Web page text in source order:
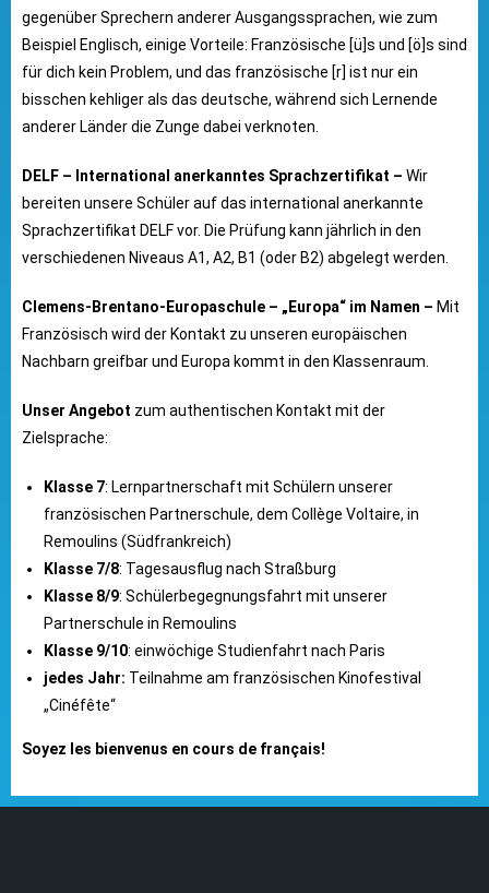
gegenüber Sprechern anderer Ausgangssprachen, wie zum
Beispiel Englisch, einige Vorteile: Französische [ü]s und [ö]s sind
für dich kein Problem, und das französische [r] ist nur ein
bisschen kehliger als das deutsche, während sich Lernende
anderer Länder die Zunge dabei verknoten.
DELF – International anerkanntes Sprachzertifikat – Wir
bereiten unsere Schüler auf das international anerkannte
Sprachzertifikat DELF vor. Die Prüfung kann jährlich in den
verschiedenen Niveaus A1, A2, B1 (oder B2) abgelegt werden.
Clemens-Brentano-Europaschule – „Europa“ im Namen – Mit
Französisch wird der Kontakt zu unseren europäischen
Nachbarn greifbar und Europa kommt in den Klassenraum.
Unser Angebot zum authentischen Kontakt mit der
Zielsprache:
Klasse 7: Lernpartnerschaft mit Schülern unserer
französischen Partnerschule, dem Collège Voltaire, in
Remoulins (Südfrankreich)
Klasse 7/8: Tagesausflug nach Straßburg
Klasse 8/9: Schülerbegegnungsfahrt mit unserer
Partnerschule in Remoulins
Klasse 9/10: einwöchige Studienfahrt nach Paris
jedes Jahr: Teilnahme am französischen Kinofestival
„Cinéfête“
Soyez les bienvenus en cours de français!